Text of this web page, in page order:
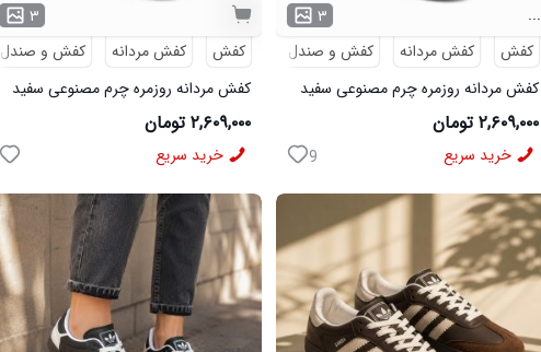
۳
...
کفش
کفش مردانه
کفش و صندل
کفش مردانه روزمره چرم مصنوعی سفید
سبز On Running مدل 50919
۲,۶۰۹,۰۰۰ تومان
خرید سریع 9
۳
کفش
کفش مردانه
کفش و صندل
کفش مردانه روزمره چرم مصنوعی سفید
مشکی On Running مدل 50920
۲,۶۰۹,۰۰۰ تومان
خرید سریع